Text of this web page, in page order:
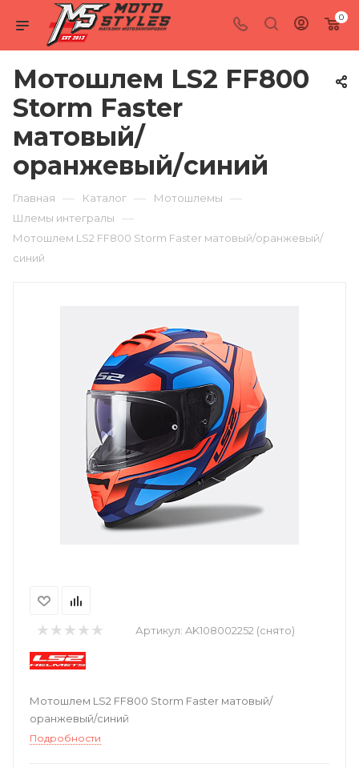
0
Мотошлем LS2 FF800
Storm Faster
матовый/
оранжевый/синий
Главная — Каталог — Мотошлемы —
Шлемы интегралы —
Мотошлем LS2 FF800 Storm Faster матовый/оранжевый/
синий
Артикул: AK108002252 (снято)
Мотошлем LS2 FF800 Storm Faster матовый/
оранжевый/синий
Подробности